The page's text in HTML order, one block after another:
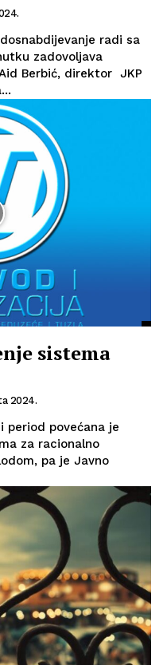
radi sa
zadovoljava
Berbić, direktor JKP
sistema
2024.
period povećana je
za racionalno
pa je Javno